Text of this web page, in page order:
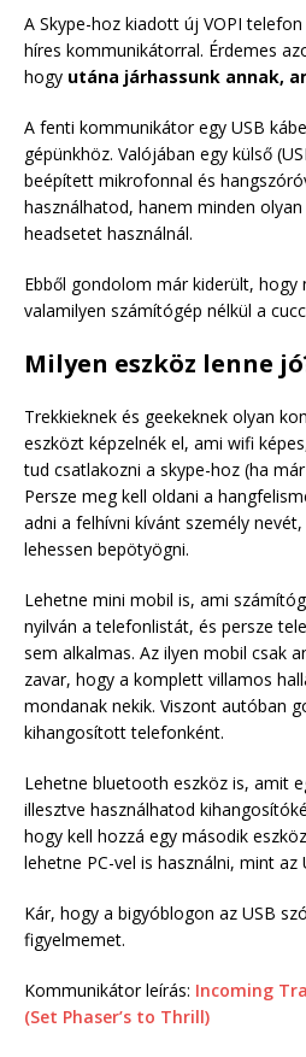
A Skype-hoz kiadott új VOPI
híres kommunikátorral. Érdemes
hogy utána járhassunk annak,
A fenti kommunikátor egy USB
gépünkhöz. Valójában egy külső
beépített mikrofonnal és
használhatod, hanem minden
headsetet használnál.
Ebből gondolom már kiderült,
valamilyen számítógép nélkül a
Milyen eszköz lenne
Trekkieknek és geekeknek olyan
eszközt képzelnék el, ami wifi
tud csatlakozni a skype-hoz (ha
Persze meg kell oldani a
adni a felhívni kívánt személy
lehessen bepötyögni.
Lehetne mini mobil is, ami
nyilván a telefonlistát, és persze
sem alkalmas. Az ilyen mobil csak
zavar, hogy a komplett villamos
mondanak nekik. Viszont autóban
kihangosított telefonként.
Lehetne bluetooth eszköz is, amit
illesztve használhatod
hogy kell hozzá egy második
lehetne PC-vel is használni, mint az
Kár, hogy a bigyóblogon az USB
figyelmemet.
Kommunikátor leírás: Incoming
(Set Phaser’s to Thrill)